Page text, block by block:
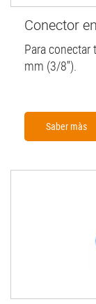
Conector
Para
mm (3/8'').
Saber màs